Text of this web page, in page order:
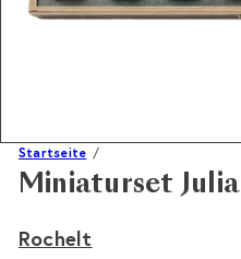
Startseite
Miniaturset Julia
Rochelt